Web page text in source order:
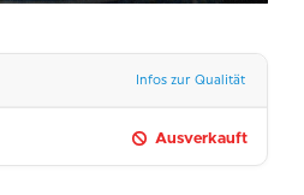
Infos zur Qualität
Ausverkauft